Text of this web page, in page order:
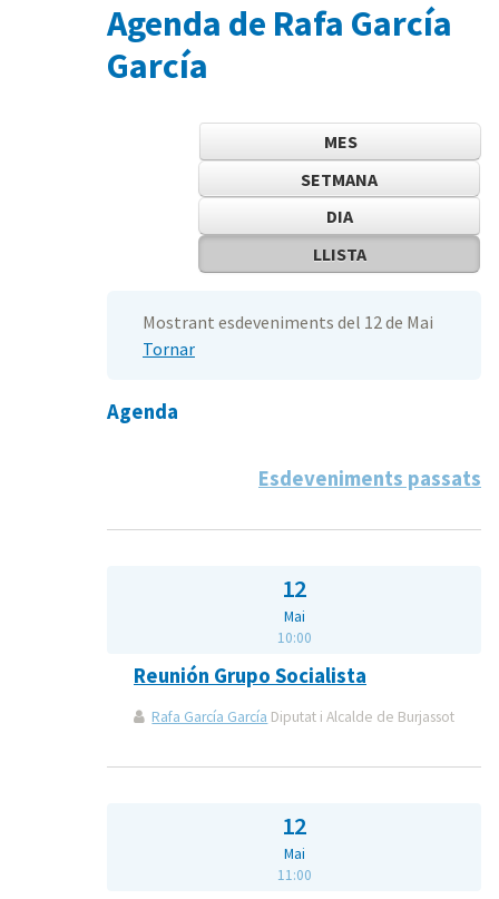
Agenda de Rafa García
García
MES
SETMANA
DIA
LLISTA
Mostrant esdeveniments del 12 de Mai
Tornar
Agenda
Esdeveniments passats
12
Mai
10:00
Reunión Grupo Socialista
Rafa García García Diputat i Alcalde de Burjassot
12
Mai
11:00